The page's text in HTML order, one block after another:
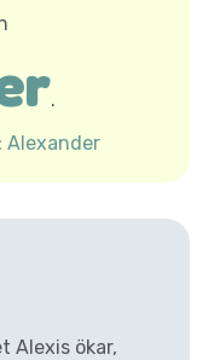
.
Alexander
Alexis ökar,